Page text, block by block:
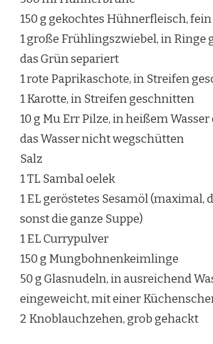
150 g gekochtes Hühnerfleisch,
1 große Frühlingszwiebel, in Ringe
das Grün separiert
1 rote Paprikaschote, in Streifen
1 Karotte, in Streifen geschnitten
10 g Mu Err Pilze, in heißem
das Wasser nicht wegschütten
Salz
1 TL Sambal oelek
1 EL geröstetes Sesamöl (maximal,
sonst die ganze Suppe)
1 EL Currypulver
150 g Mungbohnenkeimlinge
50 g Glasnudeln, in ausreichend
eingeweicht, mit einer
2 Knoblauchzehen, grob gehackt